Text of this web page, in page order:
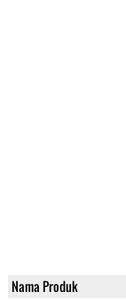
Nama Produk